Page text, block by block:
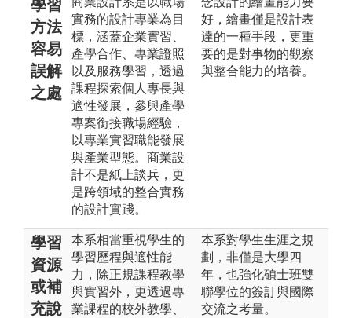
學習
方法
容易
誤解
之處
實務的設計專業為目
標，涵蓋企業實習、
產學合作、專業證照
以及服務學習，透過
課程探索個人專長與
適性發展，參與產學
專案銜接職場經驗，
以專業實習職能發展
與產業型態。商業設
計不是紙上談兵，更
是跨領域的整合實務
的設計實踐。
好，繪畫僅是設計表
達的一種手段，更重
要的是對事物的觀察
與整合能力的培養。
學習
資源
或補
充說
本系相當重視學生的
學習歷程與適性能
力，除正規課程教學
與實習外，更透過專
業課程的校外教學、
本系對學生生涯之規
劃，非僅是大學四
年，也強化碩士班雙
聯學位的簽訂與國際
交流之考量。